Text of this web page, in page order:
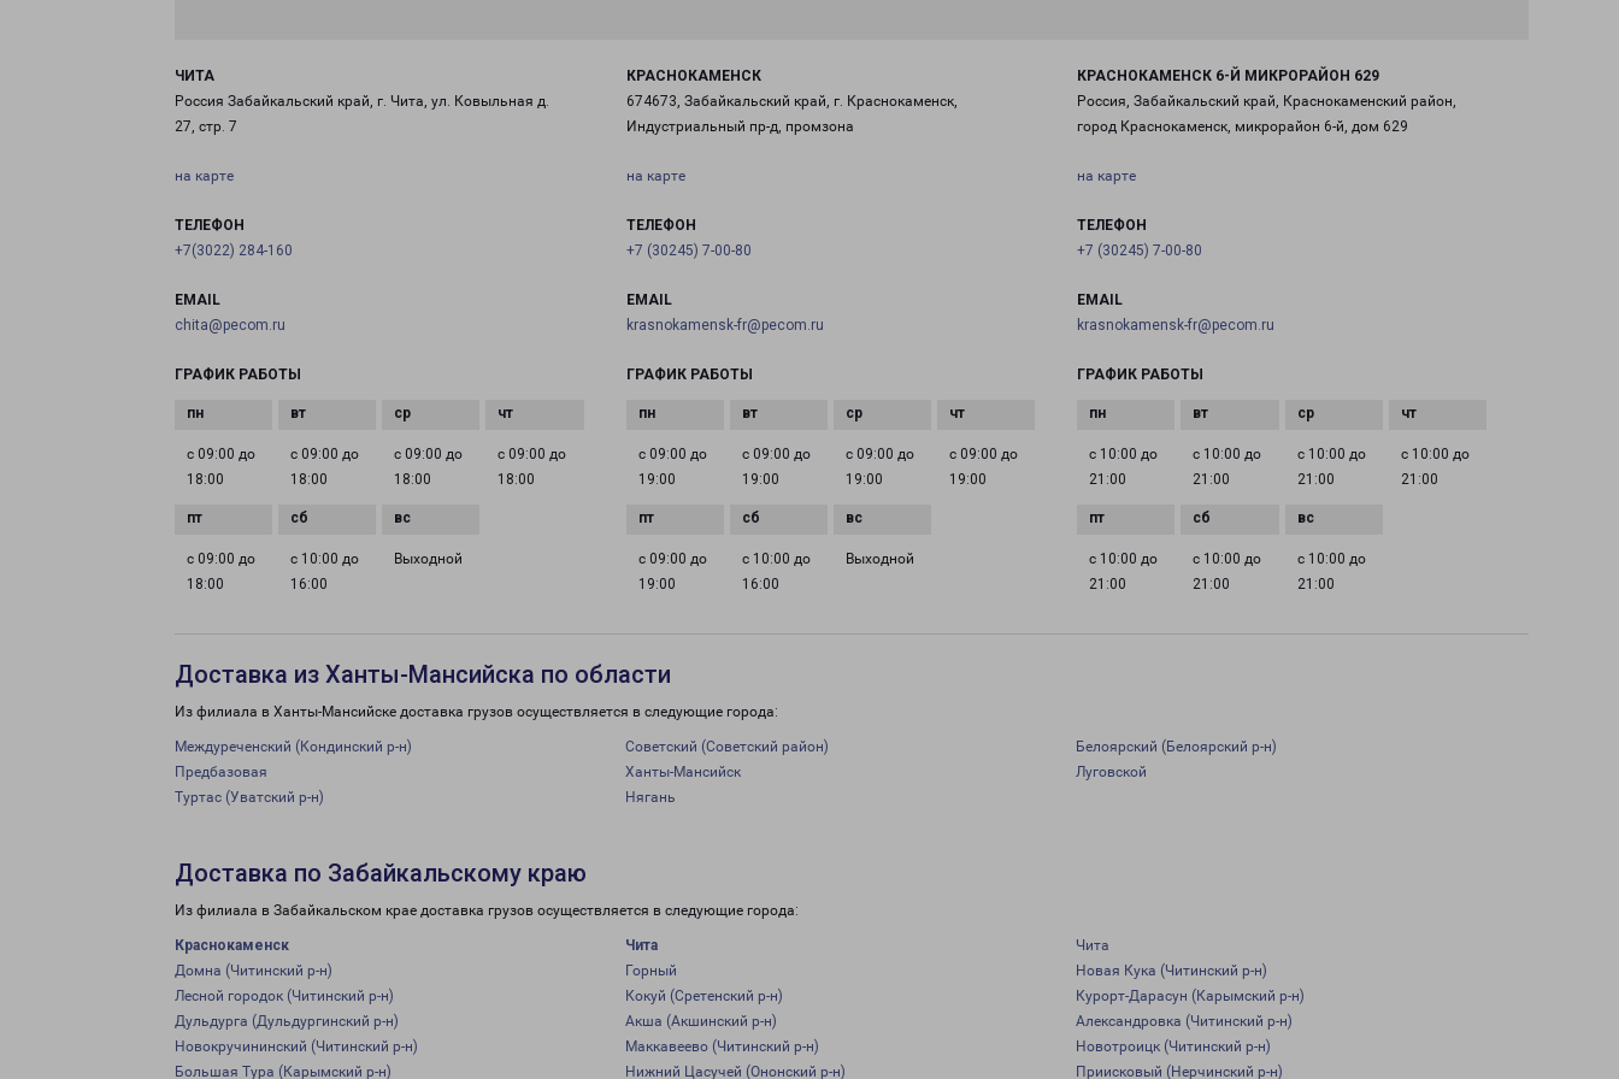
ЧИТА
Россия Забайкальский край, г. Чита, ул. Ковыльная д.
27, стр. 7
на карте
ТЕЛЕФОН
+7(3022) 284-160
EMAIL
chita@pecom.ru
ГРАФИК РАБОТЫ
с 09:00 до
18:00
с 09:00 до
18:00
с 09:00 до
18:00
с 09:00 до
18:00
с 09:00 до
18:00
с 10:00 до
16:00
Выходной
КРАСНОКАМЕНСК
674673, Забайкальский край, г. Краснокаменск,
Индустриальный пр-д, промзона
на карте
ТЕЛЕФОН
+7 (30245) 7-00-80
EMAIL
krasnokamensk-fr@pecom.ru
ГРАФИК РАБОТЫ
с 09:00 до
19:00
с 09:00 до
19:00
с 09:00 до
19:00
с 09:00 до
19:00
с 09:00 до
19:00
с 10:00 до
16:00
Выходной
КРАСНОКАМЕНСК 6-Й МИКРОРАЙОН 629
Россия, Забайкальский край, Краснокаменский район,
город Краснокаменск, микрорайон 6-й, дом 629
на карте
ТЕЛЕФОН
+7 (30245) 7-00-80
EMAIL
krasnokamensk-fr@pecom.ru
ГРАФИК РАБОТЫ
с 10:00 до
21:00
с 10:00 до
21:00
с 10:00 до
21:00
с 10:00 до
21:00
с 10:00 до
21:00
с 10:00 до
21:00
с 10:00 до
21:00
Доставка из Ханты-Мансийска по области
Из филиала в Ханты-Мансийске доставка грузов осуществляется в следующие города:
Междуреченский (Кондинский р-н) Советский (Советский район)
Белоярский (Белоярский р-н)
Предбазовая
Ханты-Мансийск
Луговской
Туртас (Уватский р-н)
Нягань
Доставка по Забайкальскому краю
Из филиала в Забайкальском крае доставка грузов осуществляется в следующие города:
Краснокаменск Чита
Чита
Домна (Читинский р-н)
Горный
Новая Кука (Читинский р-н)
Лесной городок (Читинский р-н)
Кокуй (Сретенский р-н)
Курорт-Дарасун (Карымский р-н)
Дульдурга (Дульдургинский р-н)
Акша (Акшинский р-н)
Александровка (Читинский р-н)
Новокручининский (Читинский р-н)
Маккавеево (Читинский р-н)
Новотроицк (Читинский р-н)
Большая Тура (Карымский р-н)
Нижний Цасучей (Ононский р-н) Приисковый (Нерчинский р-н)